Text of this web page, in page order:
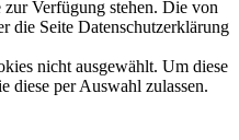
Verfügung stehen. Die von
die Seite Datenschutzerklärung
nicht ausgewählt. Um diese
diese per Auswahl zulassen.